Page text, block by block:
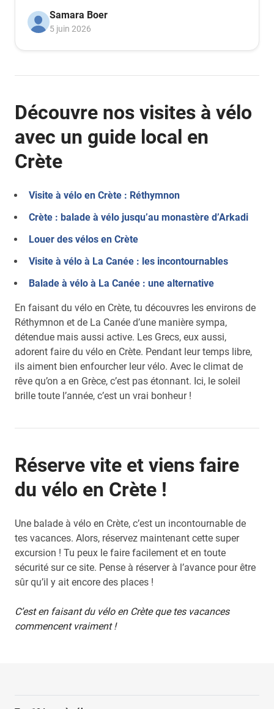
Samara Boer
5 juin 2026
Découvre nos visites à vélo
avec un guide local en
Crète
Visite à vélo en Crète : Réthymnon
Crète : balade à vélo jusqu’au monastère d’Arkadi
Louer des vélos en Crète
Visite à vélo à La Canée : les incontournables
Balade à vélo à La Canée : une alternative
En faisant du vélo en Crète, tu découvres les environs de
Réthymnon et de La Canée d’une manière sympa,
détendue mais aussi active. Les Grecs, eux aussi,
adorent faire du vélo en Crète. Pendant leur temps libre,
ils aiment bien enfourcher leur vélo. Avec le climat de
rêve qu’on a en Grèce, c’est pas étonnant. Ici, le soleil
brille toute l’année, c’est un vrai bonheur !
Réserve vite et viens faire
du vélo en Crète !
Une balade à vélo en Crète, c’est un incontournable de
tes vacances. Alors, réservez maintenant cette super
excursion ! Tu peux le faire facilement et en toute
sécurité sur ce site. Pense à réserver à l’avance pour être
sûr qu’il y ait encore des places !
C’est en faisant du vélo en Crète que tes vacances
commencent vraiment !